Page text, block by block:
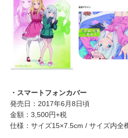
・スマートフォンカバー
発売日：2017年6月8日頃
金額：3,500円+税
仕様：サイズ15×7.5cm / サイズ内全